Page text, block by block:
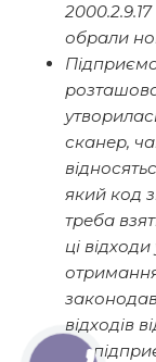
обрали
сканер,
який код
треба
ці відходи
відходів
На